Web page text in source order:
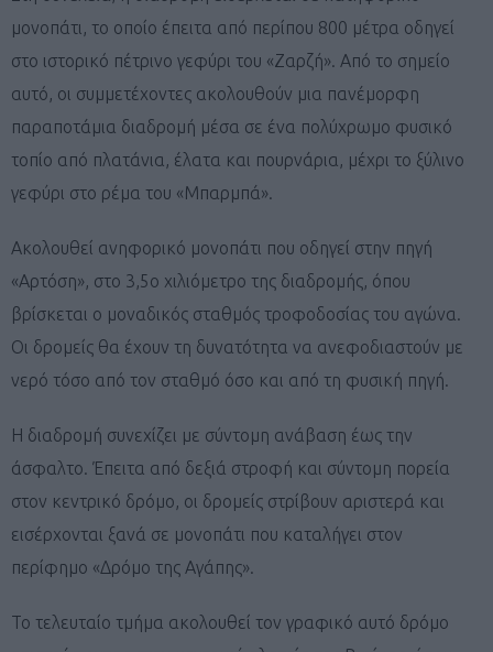
μονοπάτι, το οποίο έπειτα από περίπου 800 μέτρα οδηγεί
στο ιστορικό πέτρινο γεφύρι του «Ζαρζή». Από το σημείο
αυτό, οι συμμετέχοντες ακολουθούν μια πανέμορφη
παραποτάμια διαδρομή μέσα σε ένα πολύχρωμο φυσικό
τοπίο από πλατάνια, έλατα και πουρνάρια, μέχρι το ξύλινο
γεφύρι στο ρέμα του «Μπαρμπά».
Ακολουθεί ανηφορικό μονοπάτι που οδηγεί στην πηγή
«Αρτόση», στο 3,5ο χιλιόμετρο της διαδρομής, όπου
βρίσκεται ο μοναδικός σταθμός τροφοδοσίας του αγώνα.
Οι δρομείς θα έχουν τη δυνατότητα να ανεφοδιαστούν με
νερό τόσο από τον σταθμό όσο και από τη φυσική πηγή.
Η διαδρομή συνεχίζει με σύντομη ανάβαση έως την
άσφαλτο. Έπειτα από δεξιά στροφή και σύντομη πορεία
στον κεντρικό δρόμο, οι δρομείς στρίβουν αριστερά και
εισέρχονται ξανά σε μονοπάτι που καταλήγει στον
περίφημο «Δρόμο της Αγάπης».
Το τελευταίο τμήμα ακολουθεί τον γραφικό αυτό δρόμο